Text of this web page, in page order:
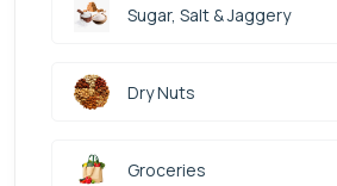
Sugar, Salt & Jaggery
Dry Nuts
Groceries